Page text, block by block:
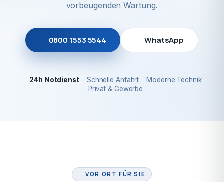
vorbeugenden Wartung.
0800 1553 5544 WhatsApp
24h Notdienst Schnelle Anfahrt
Moderne Technik
Privat & Gewerbe
VOR ORT FÜR SIE